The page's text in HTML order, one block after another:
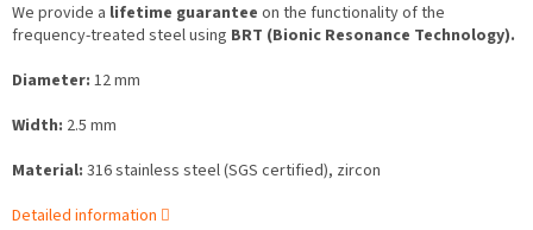
We provide a lifetime guarantee on the functionality of the
frequency-treated steel using BRT (Bionic Resonance Technology).
Diameter: 12 mm
Width: 2.5 mm
Material: 316 stainless steel (SGS certified), zircon
Detailed information